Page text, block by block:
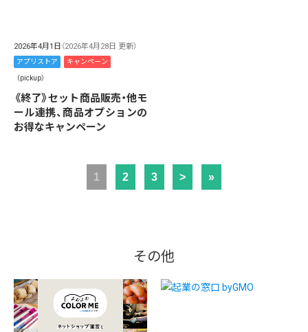
2026年4月1日 （2026年4月28日 更新）
アプリストア キャンペーン
（pickup）
《終了》セット商品販売・他モ
ール連携、商品オプションの
お得なキャンペーン
1 2 3 > »
その他